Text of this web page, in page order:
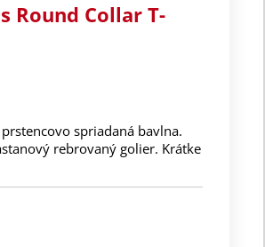
Round Collar T-
spriadaná bavlna.
rebrovaný golier. Krátke